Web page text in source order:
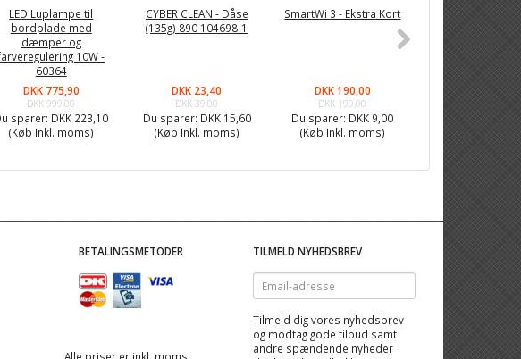
LED Luplampe til
bordplade med
dæmper og
10W -
60364
DKK 775,90
DKK 999,00
sparer: DKK 223,10
(Køb Inkl. moms)
CYBER CLEAN - Dåse
(135g) 890 104698-1
DKK 23,40
DKK 39,00
Du sparer: DKK 15,60
(Køb Inkl. moms)
SmartWi 3 - Ekstra Kort
DKK 190,00
DKK 199,00
Du sparer: DKK 9,00
(Køb Inkl. moms)
BETALINGSMETODER
TILMELD NYHEDSBREV
Email-
adresse
Tilmeld dig vores nyhedsbrev
og modtag gode tilbud samt
andre spændende nyheder